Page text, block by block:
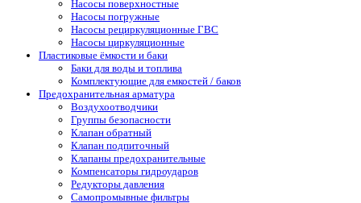
Насосы поверхностные
Насосы погружные
Насосы рециркуляционные ГВС
Насосы циркуляционные
Пластиковые ёмкости и баки
Баки для воды и топлива
Комплектующие для емкостей / баков
Предохранительная арматура
Воздухоотводчики
Группы безопасности
Клапан обратный
Клапан подпиточный
Клапаны предохранительные
Компенсаторы гидроударов
Редукторы давления
Самопромывные фильтры